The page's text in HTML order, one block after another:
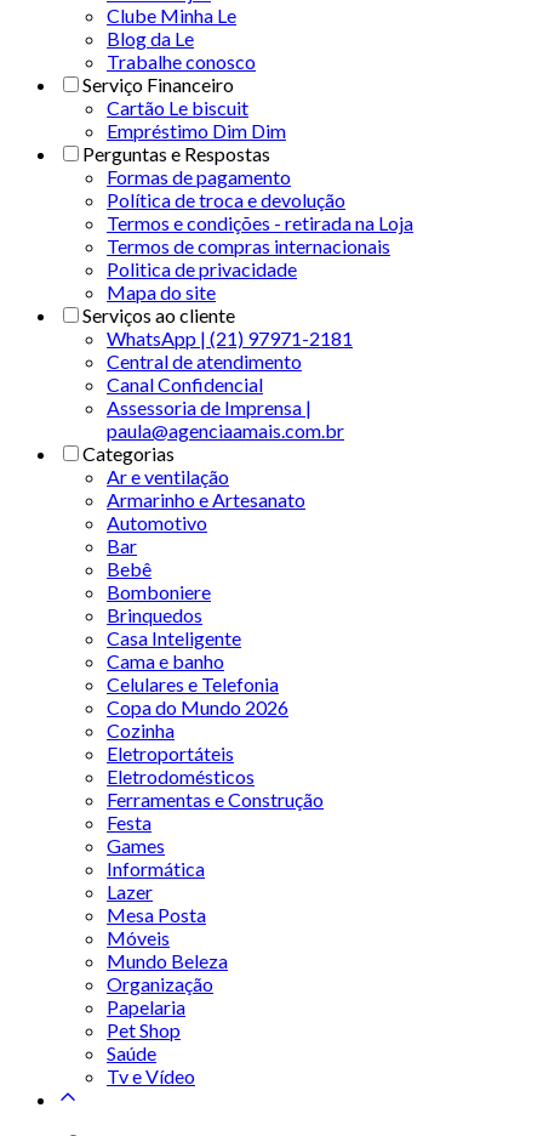
Clube Minha Le
Blog da Le
Trabalhe conosco
Serviço Financeiro
Cartão Le biscuit
Empréstimo Dim Dim
Perguntas e Respostas
Formas de pagamento
Política de troca e devolução
Termos e condições - retirada na Loja
Termos de compras internacionais
Politica de privacidade
Mapa do site
Serviços ao cliente
WhatsApp | (21) 97971-2181
Central de atendimento
Canal Confidencial
Assessoria de Imprensa |
paula@agenciaamais.com.br
Categorias
Ar e ventilação
Armarinho e Artesanato
Automotivo
Bar
Bebê
Bomboniere
Brinquedos
Casa Inteligente
Cama e banho
Celulares e Telefonia
Copa do Mundo 2026
Cozinha
Eletroportáteis
Eletrodomésticos
Ferramentas e Construção
Festa
Games
Informática
Lazer
Mesa Posta
Móveis
Mundo Beleza
Organização
Papelaria
Pet Shop
Saúde
Tv e Vídeo